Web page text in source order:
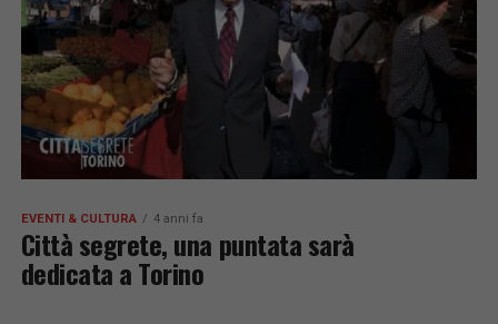
EVENTI & CULTURA 4 anni fa
Città segrete, una puntata sarà
dedicata a Torino